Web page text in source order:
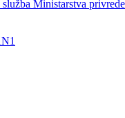
Ministarstva privrede